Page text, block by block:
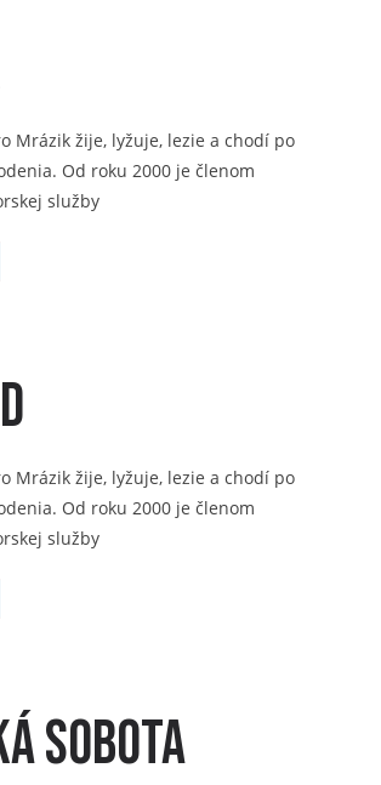
Mrázik žije, lyžuje, lezie a chodí po
Od roku 2000 je členom
služby
Mrázik žije, lyžuje, lezie a chodí po
Od roku 2000 je členom
služby
Sobota